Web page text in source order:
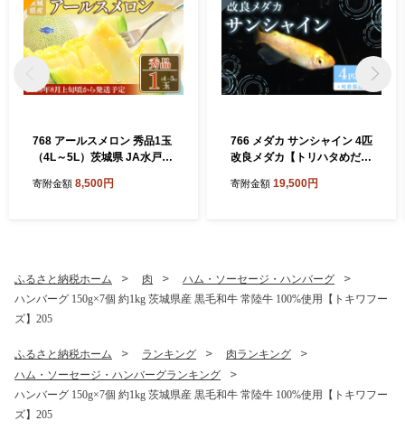
768 アールスメロン 秀品1玉
（4L～5L）茨城県 JA水戸
寄附金額 8,500円
766 メダカ サンシャイン 4匹
改良メダカ【トリハタめだ
寄附金額 19,500円
ふるさと納税ホーム 肉
ハム・ソーセージ・ハンバーグ
ハンバーグ 150g×7個 約1kg 茨城県産 黒毛和牛 常陸牛 100%使用【トキワフー
ズ】205
ふるさと納税ホーム ランキング
肉ランキング
ハム・ソーセージ・ハンバーグランキング
ハンバーグ 150g×7個 約1kg 茨城県産 黒毛和牛 常陸牛 100%使用【トキワフー
ズ】205